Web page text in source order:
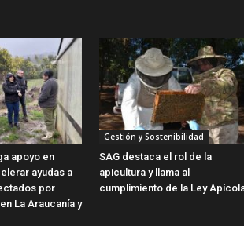
apoyo en
ayudas a
por
La Araucanía y
Gestión y Sostenibilidad
SAG destaca el rol de la
apicultura y llama al
cumplimiento de la Ley